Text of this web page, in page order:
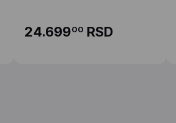
24.69900 RSD